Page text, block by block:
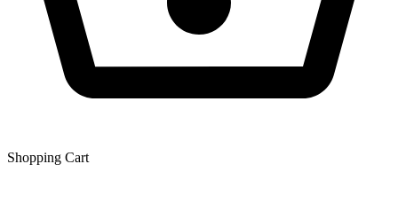
Shopping Сart